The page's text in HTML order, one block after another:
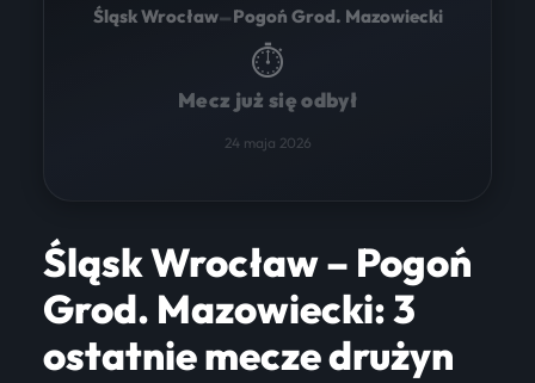
Śląsk Wrocław–Pogoń Grod. Mazowiecki
⏱
Mecz już się odbył
24 maja 2026
Śląsk Wrocław – Pogoń
Grod. Mazowiecki: 3
ostatnie mecze drużyn